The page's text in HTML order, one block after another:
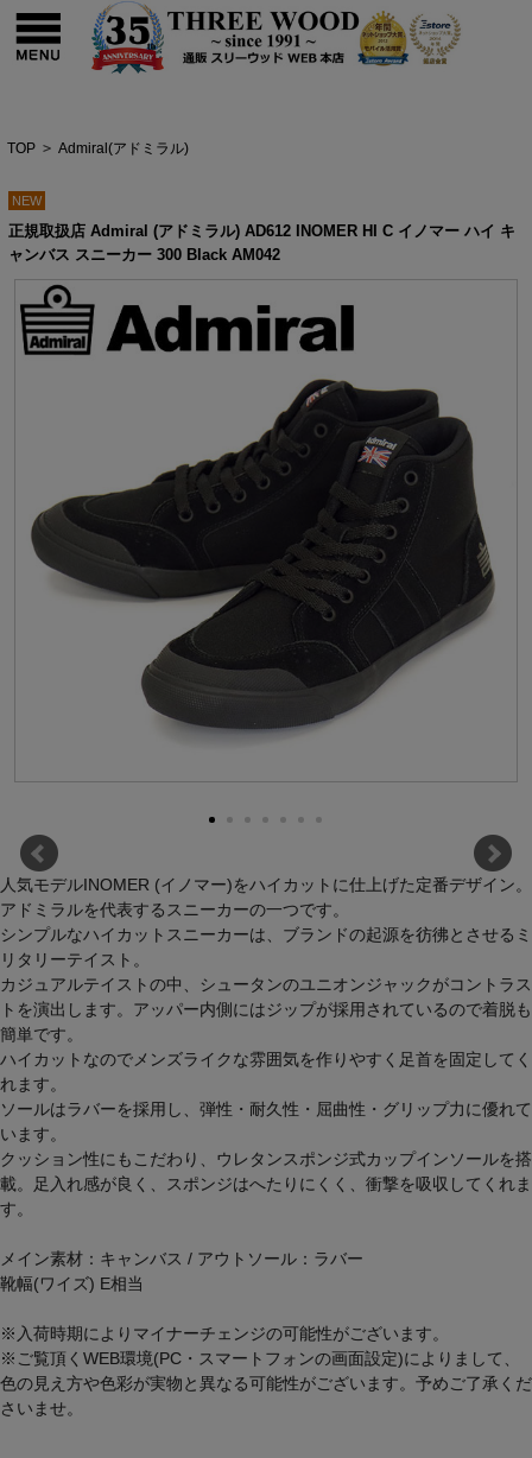
TOP > Admiral(アドミラル)
NEW
正規取扱店 Admiral (アドミラル) AD612 INOMER HI C イノマー ハイ キ
ャンバス スニーカー 300 Black AM042
人気モデルINOMER (イノマー)をハイカットに仕上げた定番デザイン。
アドミラルを代表するスニーカーの一つです。
シンプルなハイカットスニーカーは、ブランドの起源を彷彿とさせるミ
リタリーテイスト。
カジュアルテイストの中、シュータンのユニオンジャックがコントラス
トを演出します。アッパー内側にはジップが採用されているので着脱も
簡単です。
ハイカットなのでメンズライクな雰囲気を作りやすく足首を固定してく
れます。
ソールはラバーを採用し、弾性・耐久性・屈曲性・グリップ力に優れて
います。
クッション性にもこだわり、ウレタンスポンジ式カップインソールを搭
載。足入れ感が良く、スポンジはへたりにくく、衝撃を吸収してくれま
す。
メイン素材：キャンバス / アウトソール：ラバー
靴幅(ワイズ) E相当
※入荷時期によりマイナーチェンジの可能性がございます。
※ご覧頂くWEB環境(PC・スマートフォンの画面設定)によりまして、
色の見え方や色彩が実物と異なる可能性がございます。予めご了承くだ
さいませ。